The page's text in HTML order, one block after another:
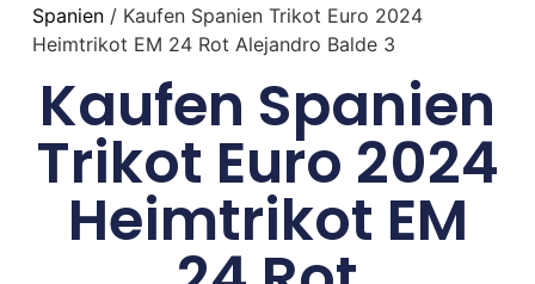
Spanien/ Kaufen Spanien Trikot Euro 2024
Heimtrikot EM 24 Rot Alejandro Balde 3
Kaufen Spanien
Trikot Euro 2024
Heimtrikot EM